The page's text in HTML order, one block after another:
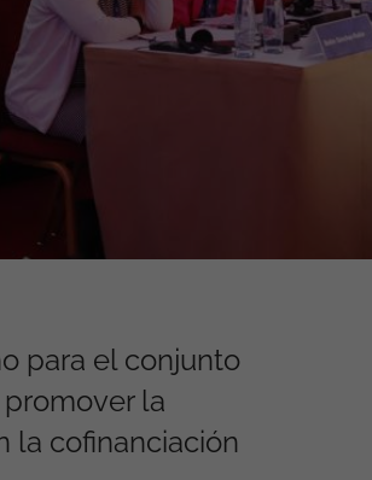
para el conjunto
la
la cofinanciación